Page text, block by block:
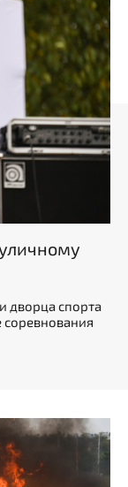
дворца спорта
соревнования